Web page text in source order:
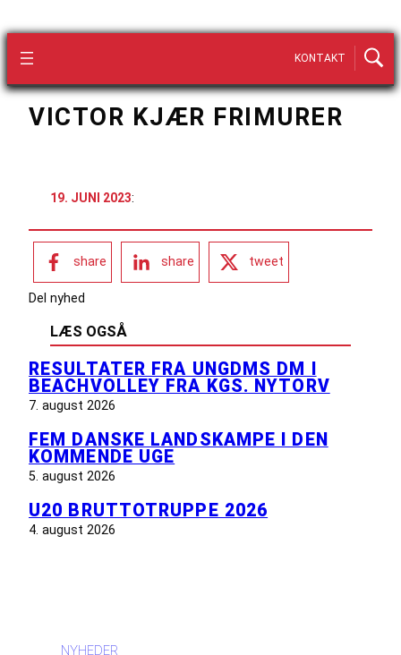
KONTAKT
VICTOR KJÆR FRIMURER
19. JUNI 2023:
share share tweet
Del nyhed
LÆS OGSÅ
RESULTATER FRA UNGDMS DM I
BEACHVOLLEY FRA KGS. NYTORV
7. august 2026
FEM DANSKE LANDSKAMPE I DEN
KOMMENDE UGE
5. august 2026
U20 BRUTTOTRUPPE 2026
4. august 2026
NYHEDER